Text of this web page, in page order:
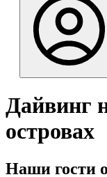
Дайвинг
островах
Наши гости